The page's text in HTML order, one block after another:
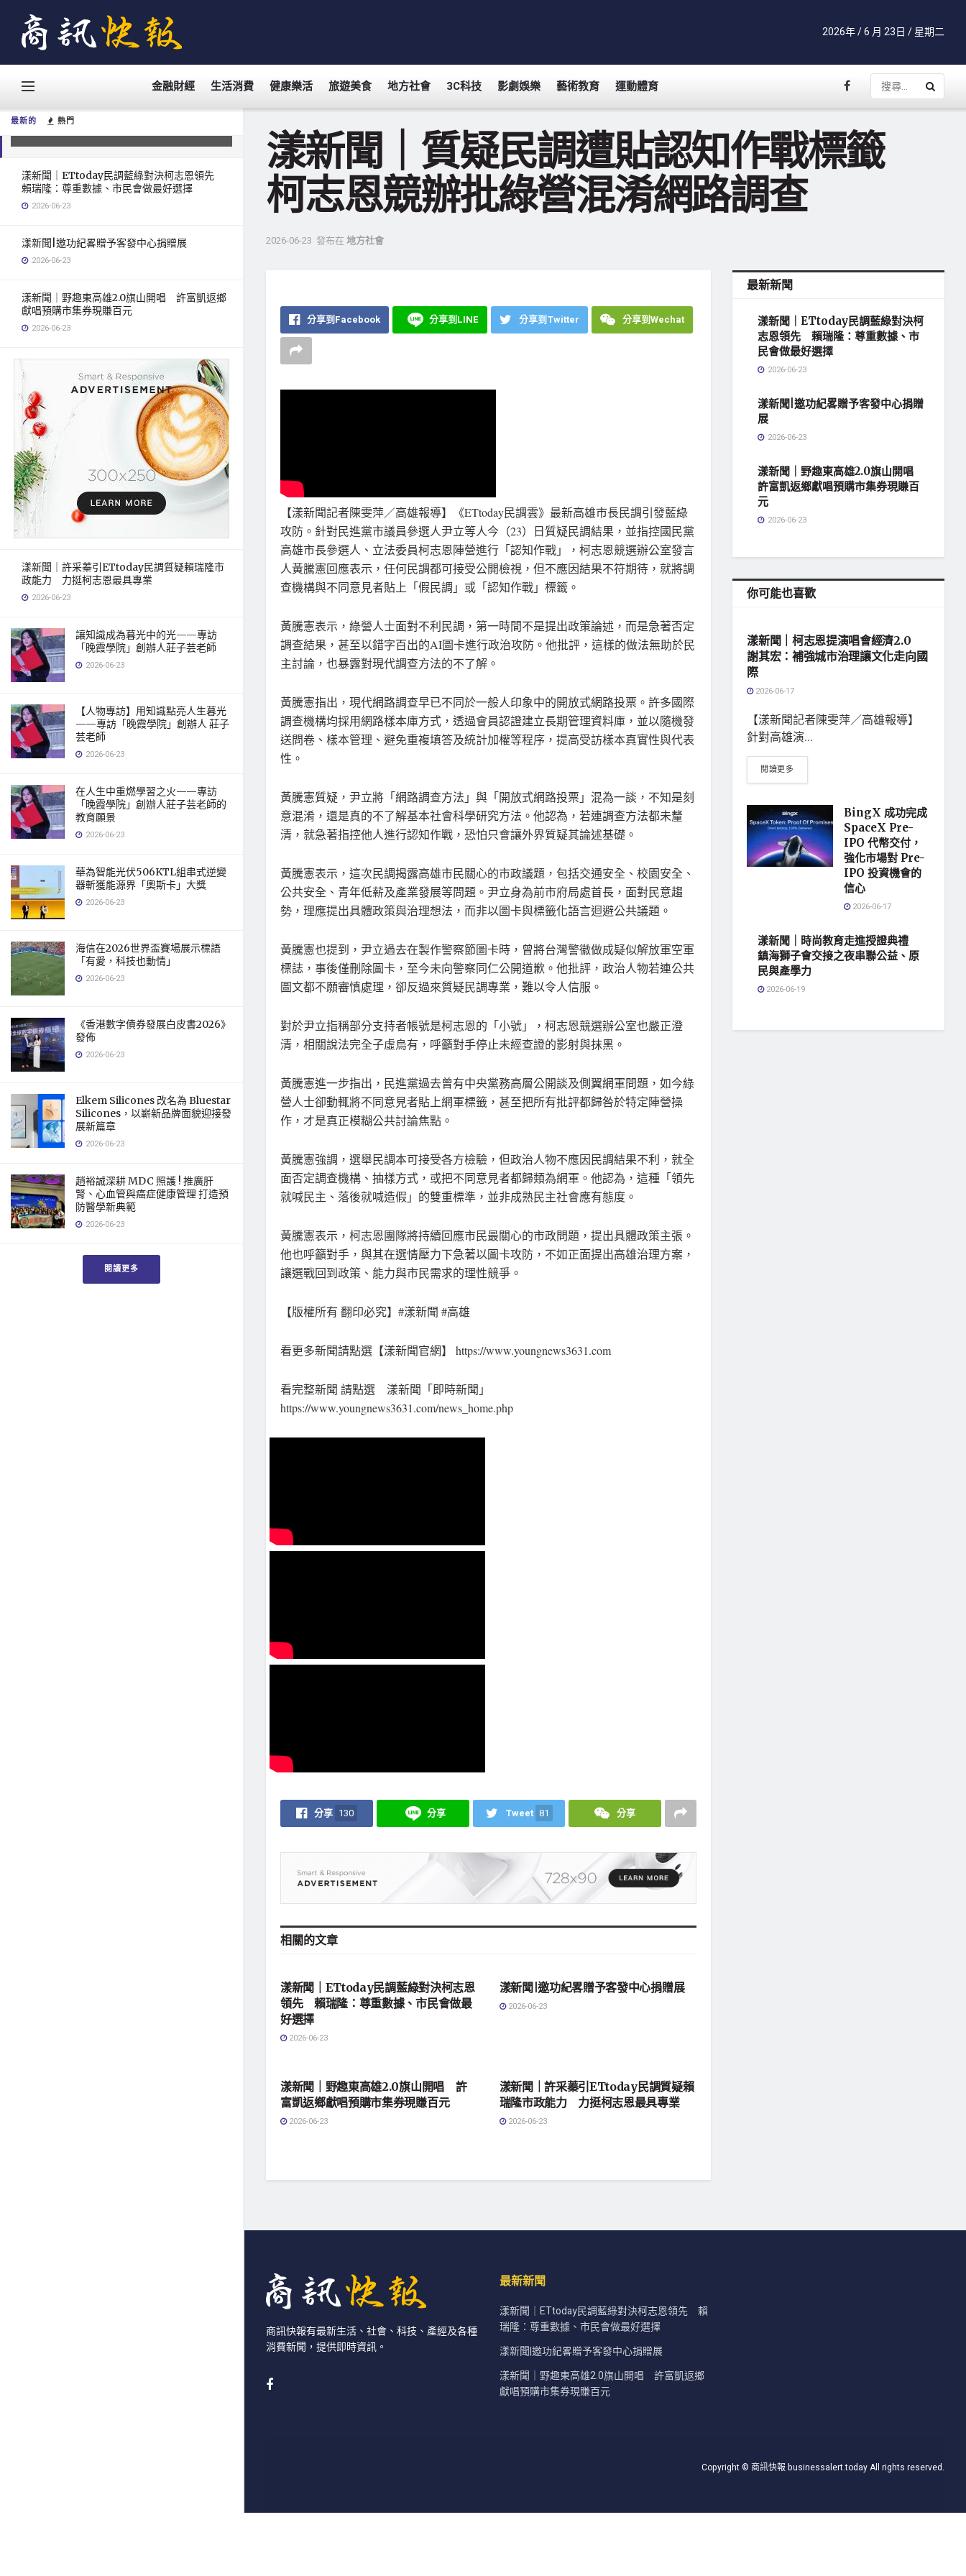
最新的 熱門
漾新聞｜質疑民調遭貼認知作戰標
籤 柯志恩競辦批綠營混淆網路調查
漾新聞｜ETtoday民調藍綠對決柯志恩領先
賴瑞隆：尊重數據、市民會做最好選擇
2026-06-23
漾新聞|邀功紀畧贈予客發中心捐贈展
2026-06-23
漾新聞｜野趣東高雄2.0旗山開唱 許富凱返鄉
獻唱預購市集券現賺百元
2026-06-23
漾新聞｜許采蓁引ETtoday民調質疑賴瑞隆市
政能力 力挺柯志恩最具專業
2026-06-23
讓知識成為暮光中的光——專訪
「晚霞學院」創辦人莊子芸老師
2026-06-23
【人物專訪】用知識點亮人生暮光
——專訪「晚霞學院」創辦人 莊子
芸老師
2026-06-23
在人生中重燃學習之火——專訪
「晚霞學院」創辦人莊子芸老師的
教育願景
2026-06-23
華為智能光伏506KTL組串式逆變
器斬獲能源界「奧斯卡」大獎
2026-06-23
海信在2026世界盃賽場展示標語
「有愛，科技也動情」
2026-06-23
《香港數字債券發展白皮書2026》
發佈
2026-06-23
Elkem Silicones 改名為 Bluestar
Silicones，以嶄新品牌面貌迎接發
展新篇章
2026-06-23
趙裕誠深耕 MDC 照護 ! 推廣肝
腎、心血管與癌症健康管理 打造預
防醫學新典範
2026-06-23
閱讀更多
2026年 / 6 月 23日 / 星期二
金融財經 生活消費 健康樂活 旅遊美食 地方社會 3C科技 影劇娛樂 藝術教育 運動體育
漾新聞｜質疑民調遭貼認知作戰標籤
柯志恩競辦批綠營混淆網路調查
2026-06-23 發布在 地方社會
分享到Facebook 分享到LINE 分享到Twitter 分享到Wechat
【漾新聞記者陳雯萍／高雄報導】《ETtoday民調雲》最新高雄市長民調引發藍綠
攻防。針對民進黨市議員參選人尹立等人今（23）日質疑民調結果，並指控國民黨
高雄市長參選人、立法委員柯志恩陣營進行「認知作戰」，柯志恩競選辦公室發言
人黃騰憲回應表示，任何民調都可接受公開檢視，但不應因結果不符期待，就將調
查機構與不同意見者貼上「假民調」或「認知作戰」標籤。
黃騰憲表示，綠營人士面對不利民調，第一時間不是提出政策論述，而是急著否定
調查結果，甚至以錯字百出的AI圖卡進行政治攻防。他批評，這樣的做法無助於民
主討論，也暴露對現代調查方法的不了解。
黃騰憲指出，現代網路調查早已不同於一般人印象中的開放式網路投票。許多國際
調查機構均採用網路樣本庫方式，透過會員認證建立長期管理資料庫，並以隨機發
送問卷、樣本管理、避免重複填答及統計加權等程序，提高受訪樣本真實性與代表
性。
黃騰憲質疑，尹立將「網路調查方法」與「開放式網路投票」混為一談，不知是刻
意混淆，還是真的不了解基本社會科學研究方法。他認為，若連調查方法都未釐
清，就急著指控他人進行認知作戰，恐怕只會讓外界質疑其論述基礎。
黃騰憲表示，這次民調揭露高雄市民關心的市政議題，包括交通安全、校園安全、
公共安全、青年低薪及產業發展等問題。尹立身為前市府局處首長，面對民意趨
勢，理應提出具體政策與治理想法，而非以圖卡與標籤化語言迴避公共議題。
黃騰憲也提到，尹立過去在製作警察節圖卡時，曾將台灣警徽做成疑似解放軍空軍
標誌，事後僅刪除圖卡，至今未向警察同仁公開道歉。他批評，政治人物若連公共
圖文都不願審慎處理，卻反過來質疑民調專業，難以令人信服。
對於尹立指稱部分支持者帳號是柯志恩的「小號」，柯志恩競選辦公室也嚴正澄
清，相關說法完全子虛烏有，呼籲對手停止未經查證的影射與抹黑。
黃騰憲進一步指出，民進黨過去曾有中央黨務高層公開談及側翼網軍問題，如今綠
營人士卻動輒將不同意見者貼上網軍標籤，甚至把所有批評都歸咎於特定陣營操
作，才是真正模糊公共討論焦點。
黃騰憲強調，選舉民調本可接受各方檢驗，但政治人物不應因民調結果不利，就全
面否定調查機構、抽樣方式，或把不同意見者都歸類為網軍。他認為，這種「領先
就喊民主、落後就喊造假」的雙重標準，並非成熟民主社會應有態度。
黃騰憲表示，柯志恩團隊將持續回應市民最關心的市政問題，提出具體政策主張。
他也呼籲對手，與其在選情壓力下急著以圖卡攻防，不如正面提出高雄治理方案，
讓選戰回到政策、能力與市民需求的理性競爭。
【版權所有 翻印必究】#漾新聞 #高雄
看更多新聞請點選【漾新聞官網】 https://www.youngnews3631.com
看完整新聞 請點選 漾新聞「即時新聞」
https://www.youngnews3631.com/news_home.php
分享 130 分享 Tweet 81 分享
相關的文章
漾新聞｜ETtoday民調藍綠對決柯志恩
領先 賴瑞隆：尊重數據、市民會做最
好選擇
2026-06-23
漾新聞|邀功紀畧贈予客發中心捐贈展
2026-06-23
漾新聞｜野趣東高雄2.0旗山開唱 許
富凱返鄉獻唱預購市集券現賺百元
2026-06-23
漾新聞｜許采蓁引ETtoday民調質疑賴
瑞隆市政能力 力挺柯志恩最具專業
2026-06-23
最新新聞
漾新聞｜ETtoday民調藍綠對決柯
志恩領先 賴瑞隆：尊重數據、市
民會做最好選擇
2026-06-23
漾新聞|邀功紀畧贈予客發中心捐贈
展
2026-06-23
漾新聞｜野趣東高雄2.0旗山開唱
許富凱返鄉獻唱預購市集券現賺百
元
2026-06-23
你可能也喜歡
漾新聞｜柯志恩提演唱會經濟2.0
謝其宏：補強城市治理讓文化走向國
際
2026-06-17
【漾新聞記者陳雯萍／高雄報導】
針對高雄演...
閱讀更多
BingX 成功完成
SpaceX Pre-
IPO 代幣交付，
強化市場對 Pre-
IPO 投資機會的
信心
2026-06-17
漾新聞｜時尚教育走進授證典禮
鎮海獅子會交接之夜串聯公益、原
民與產學力
2026-06-19
商訊快報有最新生活、社會、科技、產經及各種
消費新聞，提供即時資訊。
最新新聞
漾新聞｜ETtoday民調藍綠對決柯志恩領先 賴
瑞隆：尊重數據、市民會做最好選擇
漾新聞|邀功紀畧贈予客發中心捐贈展
漾新聞｜野趣東高雄2.0旗山開唱 許富凱返鄉
獻唱預購市集券現賺百元
Copyright © 商訊快報 businessalert.today All rights reserved.